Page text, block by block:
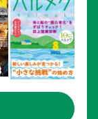
どころ
グルメ
in 大分・熊本